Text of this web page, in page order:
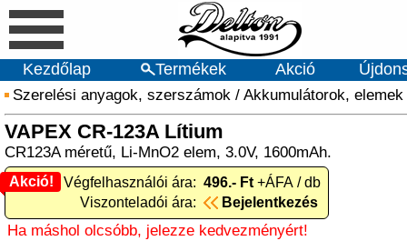
Kezdőlap Termékek Akció
Szerelési anyagok, szerszámok / Akkumulátorok, elemek
VAPEX CR-123A Lítium
CR123A méretű, Li-MnO2 elem, 3.0V, 1600mAh.
Akció!
Akció! Végfelhasználói ára: 496.- Ft +ÁFA / db
Viszonteladói ára:
Bejelentkezés
Ha máshol olcsóbb, jelezze kedvezményért!